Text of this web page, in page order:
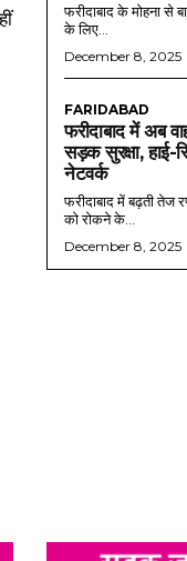
फरीदाबाद के मोहना से
के लिए...
December 8, 2025
FARIDABAD
फरीदाबाद में अब
सड़क सुरक्षा, हाई-
नेटवर्क
फरीदाबाद में बढ़ती तेज
को रोकने के...
December 8, 2025